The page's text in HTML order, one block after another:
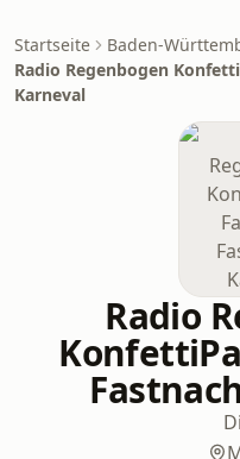
Startseite Baden-
Radio Regenbogen
Karneval
Radio